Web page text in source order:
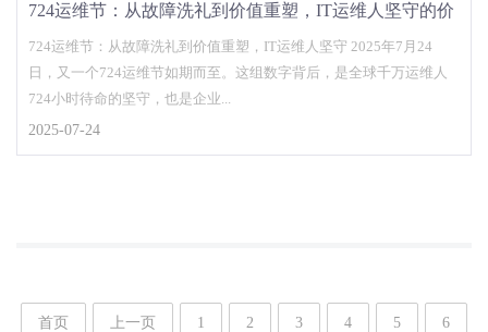
724运维节：从故障洗礼到价值重塑，IT运维人坚守的价
值
724运维节：从故障洗礼到价值重塑，IT运维人坚守 2025年7月24
日，又一个724运维节如期而至。这组数字背后，是全球千万运维人
724小时待命的坚守，也是企业...
2025-07-24
首页 上一页 1 2 3 4 5 6